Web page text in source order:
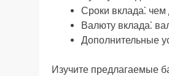
Сроки вклада⁚
Валюту вклада⁚
Дополнительные
Изучите предлагаемые